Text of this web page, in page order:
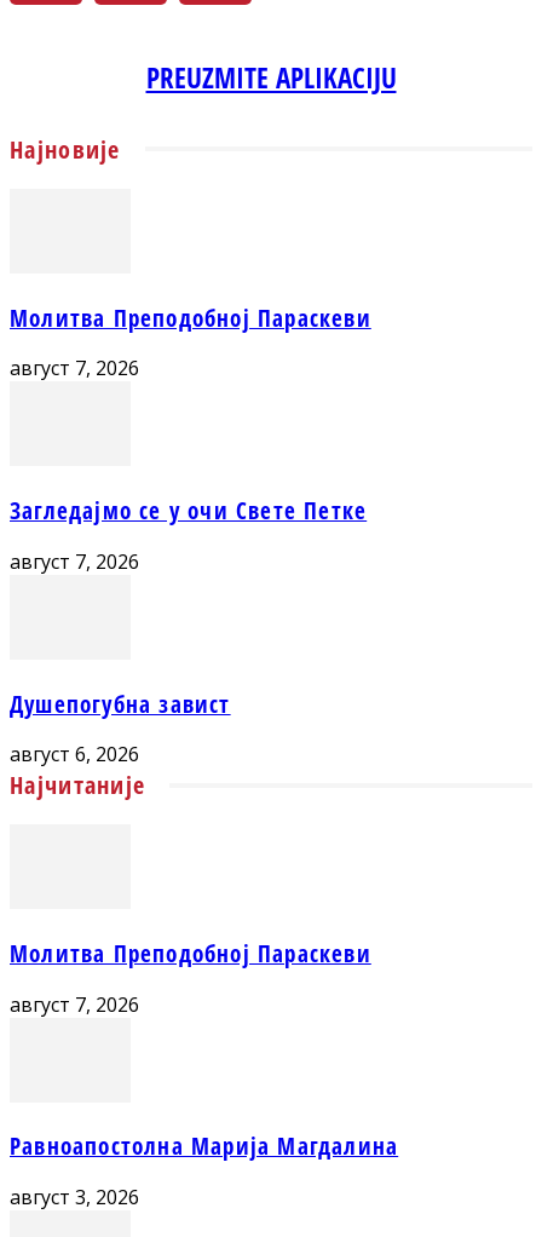
PREUZMITE APLIKACIJU
Најновије
Молитва Преподобној Параскеви
август 7, 2026
Загледајмо се у очи Свете Петке
август 7, 2026
Душепогубна завист
август 6, 2026
Најчитаније
Молитва Преподобној Параскеви
август 7, 2026
Равноапостолна Марија Магдалина
август 3, 2026